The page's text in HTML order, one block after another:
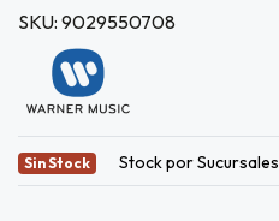
SKU: 9029550708
Sin Stock Stock por Sucursales